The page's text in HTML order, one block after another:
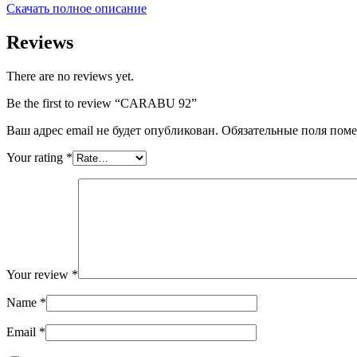
Скачать полное описание
Reviews
There are no reviews yet.
Be the first to review “CARABU 92”
Ваш адрес email не будет опубликован. Обязательные поля
Your rating *
Your review *
Name *
Email *